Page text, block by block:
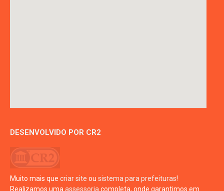
DESENVOLVIDO POR CR2
Muito mais que criar site ou sistema para prefeituras!
Realizamos uma assessoria completa, onde garantimos em